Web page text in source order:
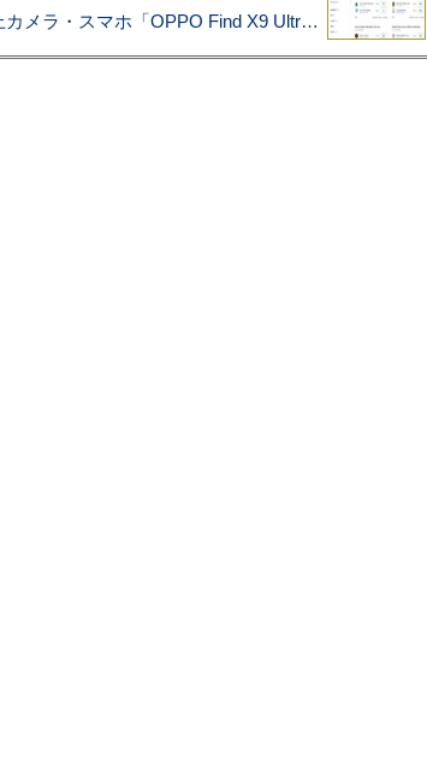
ハッセルブラッド搭載の頂上カメラ・スマホ「OPPO Find X9 Ultra」実写レビュー=プロが本気で徹底撮影しました!!